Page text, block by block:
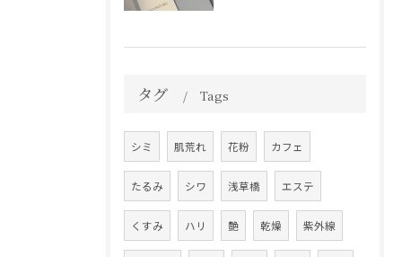
タグ Tags
シミ 肌荒れ 花粉 カフェ
たるみ シワ 浅草橋 エステ
くすみ ハリ 艶 乾燥 紫外線